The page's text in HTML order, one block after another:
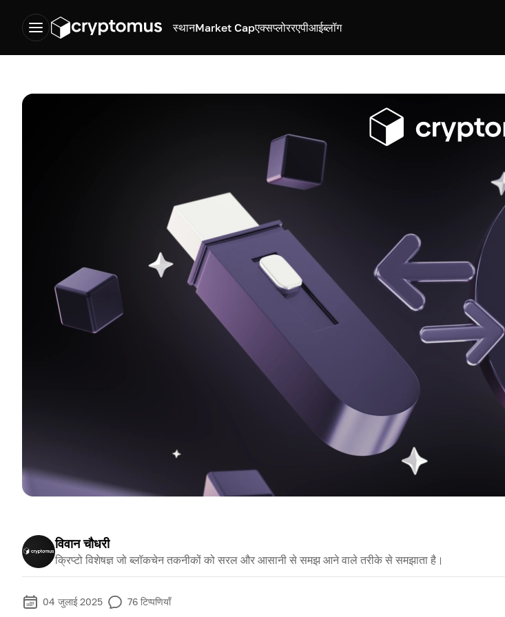
स्थानMarket Capएक्सप्लोररएपीआईब्लॉग
विवान चौधरी
क्रिप्टो विशेषज्ञ जो ब्लॉकचेन तकनीकों को सरल और आसानी से समझ आने वाले तरीके से समझाता है।
04 जुलाई 2025 76 टिप्पणियाँ